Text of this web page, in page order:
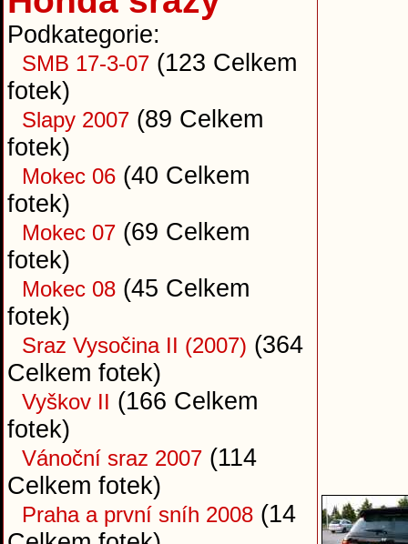
Podkategorie:
SMB 17-3-07 (123 Celkem
fotek)
Slapy 2007 (89 Celkem
fotek)
Mokec 06 (40 Celkem
fotek)
Mokec 07 (69 Celkem
fotek)
Mokec 08 (45 Celkem
fotek)
Sraz Vysočina II (2007) (364
Celkem fotek)
Vyškov II (166 Celkem
fotek)
Vánoční sraz 2007 (114
Celkem fotek)
Praha a první sníh 2008 (14